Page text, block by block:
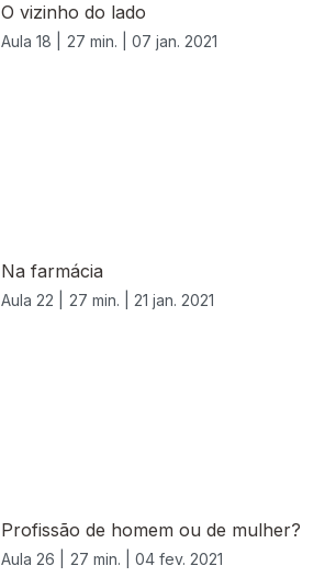
O vizinho do lado
Aula 18 | 27 min. | 07 jan. 2021
Na farmácia
Aula 22 | 27 min. | 21 jan. 2021
Profissão de homem ou de mulher?
Aula 26 | 27 min. | 04 fev. 2021